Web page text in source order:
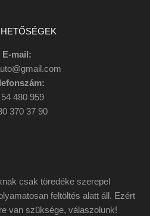
480 959
370 37 90
feltöltés alatt áll. Ezért
van szüksége, válaszolunk!